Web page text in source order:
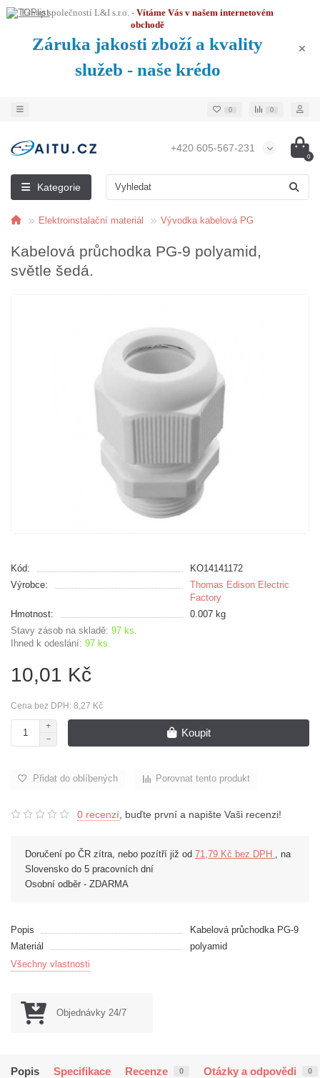
Eshop společností L&I s.r.o. - Vítáme Vás v našem internetovém
obchodě
Záruka jakosti zboží a kvality
služeb - naše krédo
0 0
+420 605-567-231
0
Kategorie
Elektroinstalační materiál Vývodka kabelová PG
Kabelová průchodka PG-9 polyamid,
světle šedá.
Kód:
KO14141172
Výrobce:
Thomas Edison Electric
Factory
Hmotnost:
0.007 kg
Stavy zásob na skladě: 97 ks.
Ihned k odeslání: 97 ks.
10,01 Kč
Cena bez DPH: 8,27 Kč
Koupit
Přidat do oblíbených Porovnat tento produkt
0 recenzí , buďte první a napište Vaši recenzi!
Doručení po ČR zítra, nebo pozítří již od 71,79 Kč bez DPH
, na
Slovensko do 5 pracovních dní
Osobní odběr - ZDARMA
Popis
Kabelová průchodka PG-9
Materiál
polyamid
Všechny vlastnosti
Objednávky 24/7
Popis Specifikace Recenze 0 Otázky a odpovědi 0